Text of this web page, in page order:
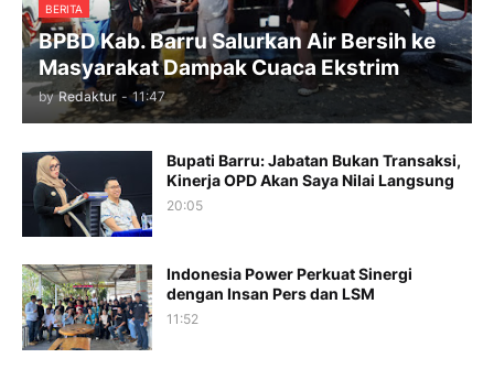
BERITA
BPBD Kab. Barru Salurkan Air Bersih ke
Masyarakat Dampak Cuaca Ekstrim
by Redaktur - 11:47
Bupati Barru: Jabatan Bukan Transaksi,
Kinerja OPD Akan Saya Nilai Langsung
20:05
Indonesia Power Perkuat Sinergi
dengan Insan Pers dan LSM
11:52